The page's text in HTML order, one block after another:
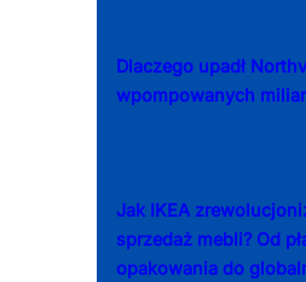
Dlaczego upadł
wpompowanych
Jak IKEA
sprzedaż mebli? Od
opakowania do